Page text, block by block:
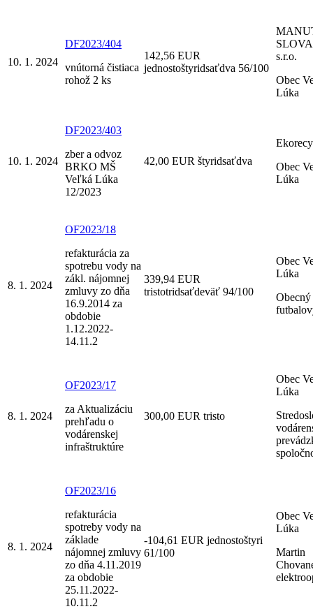
10. 1. 2024
DF2023/404
vnútorná čistiaca
rohož 2 ks
142,56 EUR
jednostoštyridsaťdva 56/100
s.r.o.
Obec
Lúka
10. 1. 2024
DF2023/403
zber a odvoz
BRKO MŠ
Veľká Lúka
12/2023
42,00 EUR štyridsaťdva
Obec
Lúka
8. 1. 2024
OF2023/18
refakturácia za
spotrebu vody na
zákl. nájomnej
zmluvy zo dňa
16.9.2014 za
obdobie
1.12.2022-
14.11.2
339,94 EUR
tristotridsaťdeväť 94/100
Obec
Lúka
Obecný
8. 1. 2024
OF2023/17
za Aktualizáciu
prehľadu o
vodárenskej
infraštruktúre
300,00 EUR tristo
Obec
Lúka
8. 1. 2024
OF2023/16
refakturácia
spotreby vody na
základe
nájomnej zmluvy
zo dňa 4.11.2019
za obdobie
25.11.2022-
10.11.2
-104,61 EUR jednostoštyri
61/100
Obec
Lúka
Martin